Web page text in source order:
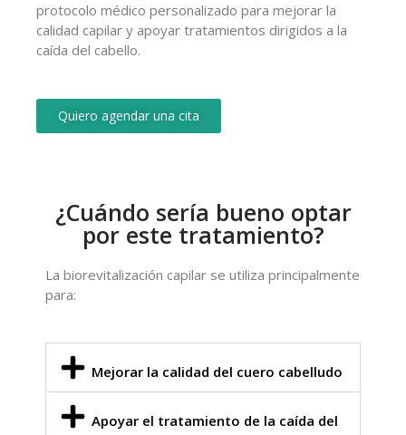
protocolo médico personalizado para mejorar la
calidad capilar y apoyar tratamientos dirigidos a la
caída del cabello.
Quiero agendar una cita
¿Cuándo sería bueno optar
por este tratamiento?
La biorevitalización capilar se utiliza principalmente
para:
Mejorar la calidad del cuero cabelludo
Apoyar el tratamiento de la caída del